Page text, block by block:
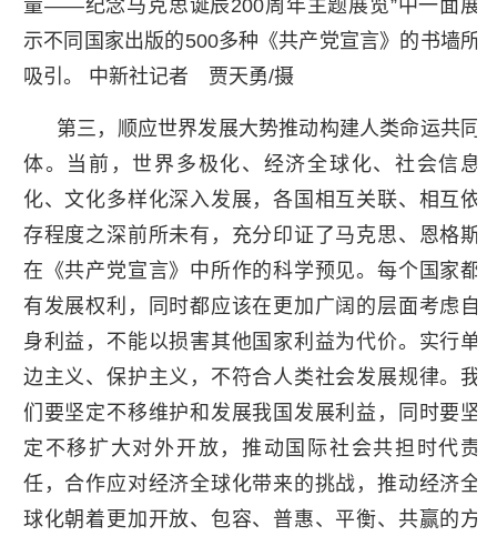
量——纪念马克思诞辰200周年主题展览”中一面展
示不同国家出版的500多种《共产党宣言》的书墙所
吸引。 中新社记者 贾天勇/摄
第三，顺应世界发展大势推动构建人类命运共同
体。当前，世界多极化、经济全球化、社会信息
化、文化多样化深入发展，各国相互关联、相互依
存程度之深前所未有，充分印证了马克思、恩格斯
在《共产党宣言》中所作的科学预见。每个国家都
有发展权利，同时都应该在更加广阔的层面考虑自
身利益，不能以损害其他国家利益为代价。实行单
边主义、保护主义，不符合人类社会发展规律。我
们要坚定不移维护和发展我国发展利益，同时要坚
定不移扩大对外开放，推动国际社会共担时代责
任，合作应对经济全球化带来的挑战，推动经济全
球化朝着更加开放、包容、普惠、平衡、共赢的方